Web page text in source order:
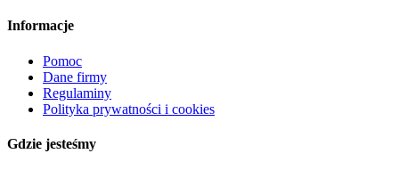
Informacje
Pomoc
Dane firmy
Regulaminy
Polityka prywatności i cookies
Gdzie jesteśmy